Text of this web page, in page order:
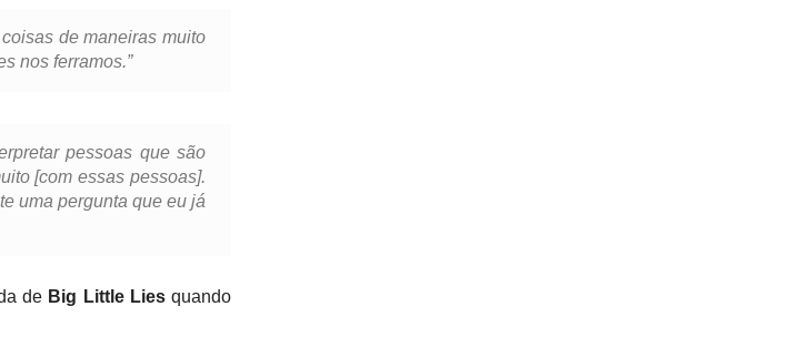
de maneiras muito
nos ferramos.”
pessoas que são
[com essas pessoas].
uma pergunta que eu já
de Big Little Liesquando